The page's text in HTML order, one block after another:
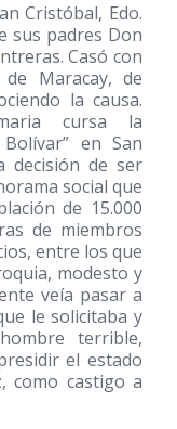
Cristóbal, Edo.
sus padres Don
Casó con
Maracay, de
la causa.
cursa la
en San
decisión de ser
social que
de 15.000
de miembros
entre los que
modesto y
veía pasar a
le solicitaba y
terrible,
el estado
como castigo a